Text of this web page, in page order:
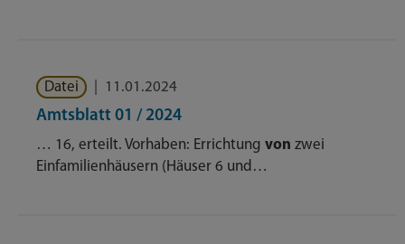
Datei 11.01.2024
Amtsblatt 01 / 2024
… 16, erteilt. Vorhaben: Errichtung von zwei
Einfamilienhäusern (Häuser 6 und…